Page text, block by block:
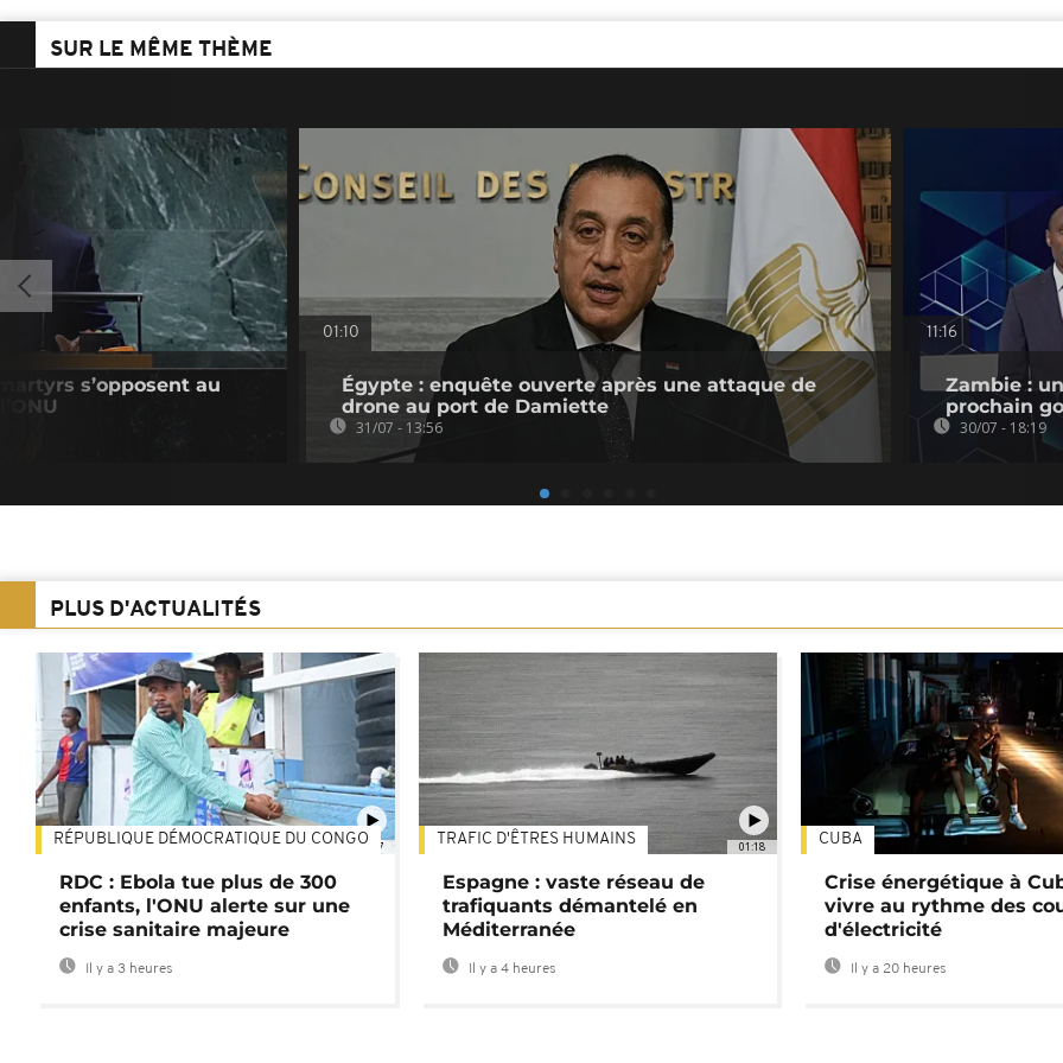
SUR LE MÊME THÈME
s’opposent au
01:10
Égypte : enquête ouverte après une attaque de
drone au port de Damiette
31/07 - 13:56
11:16
Zambie :
prochain
30/07 - 18:19
PLUS D'ACTUALITÉS
01:47
RÉPUBLIQUE DÉMOCRATIQUE DU CONGO
RDC : Ebola tue plus de 300
enfants, l'ONU alerte sur une
crise sanitaire majeure
Il y a 3 heures
01:18
TRAFIC D'ÊTRES HUMAINS
Espagne : vaste réseau de
trafiquants démantelé en
Méditerranée
Il y a 4 heures
CUBA
Crise énergétique à
vivre au rythme des
d'électricité
Il y a 20 heures